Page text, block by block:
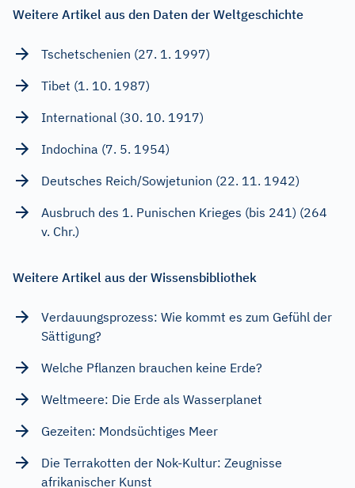
Weitere Artikel aus den Daten der Weltgeschichte
Tschetschenien (27. 1. 1997)
Tibet (1. 10. 1987)
International (30. 10. 1917)
Indochina (7. 5. 1954)
Deutsches Reich/Sowjetunion (22. 11. 1942)
Ausbruch des 1. Punischen Krieges (bis 241) (264
v. Chr.)
Weitere Artikel aus der Wissensbibliothek
Verdauungsprozess: Wie kommt es zum Gefühl der
Sättigung?
Welche Pflanzen brauchen keine Erde?
Weltmeere: Die Erde als Wasserplanet
Gezeiten: Mondsüchtiges Meer
Die Terrakotten der Nok-Kultur: Zeugnisse
afrikanischer Kunst